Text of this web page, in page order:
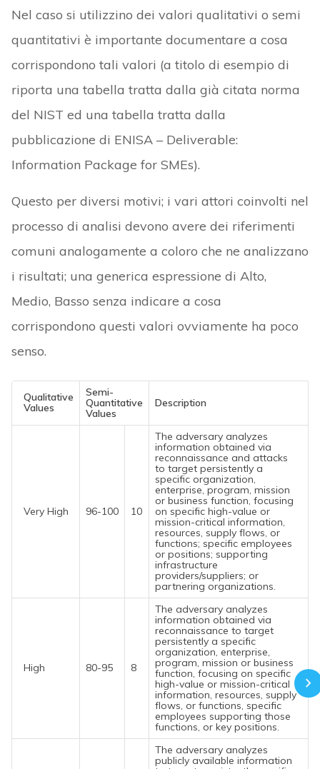
Nel caso si utilizzino dei valori qualitativi o semi
quantitativi è importante documentare a cosa
corrispondono tali valori (a titolo di esempio di
riporta una tabella tratta dalla già citata norma
del NIST ed una tabella tratta dalla
pubblicazione di ENISA – Deliverable:
Information Package for SMEs).
Questo per diversi motivi; i vari attori coinvolti nel
processo di analisi devono avere dei riferimenti
comuni analogamente a coloro che ne analizzano
i risultati; una generica espressione di Alto,
Medio, Basso senza indicare a cosa
corrispondono questi valori ovviamente ha poco
senso.
Qualitative
Values
Semi-
Quantitative
Values
Description
Very High 96-100 10
The adversary analyzes
information obtained via
reconnaissance and attacks
to target persistently a
specific organization,
enterprise, program, mission
or business function, focusing
on specific high-value or
mission-critical information,
resources, supply flows, or
functions; specific employees
or positions; supporting
infrastructure
providers/suppliers; or
partnering organizations.
High 80-95 8
The adversary analyzes
information obtained via
reconnaissance to target
persistently a specific
organization, enterprise,
program, mission or business
function, focusing on specific
high-value or mission-critical
information, resources, supply
flows, or functions, specific
employees supporting those
functions, or key positions.
The adversary analyzes
publicly available information